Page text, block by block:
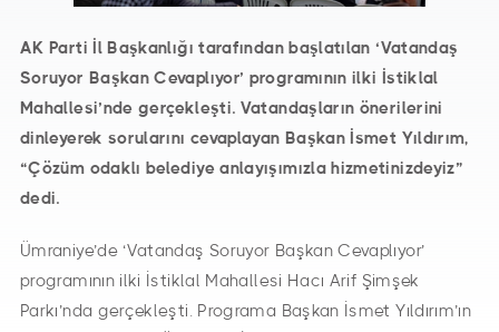
AK Parti İl Başkanlığı tarafından başlatılan ‘Vatandaş
Soruyor Başkan Cevaplıyor’ programının ilki İstiklal
Mahallesi’nde gerçekleşti. Vatandaşların önerilerini
dinleyerek sorularını cevaplayan Başkan İsmet Yıldırım,
“Çözüm odaklı belediye anlayışımızla hizmetinizdeyiz”
dedi.
Ümraniye’de ‘Vatandaş Soruyor Başkan Cevaplıyor’
programının ilki İstiklal Mahallesi Hacı Arif Şimşek
Parkı’nda gerçekleşti. Programa Başkan İsmet Yıldırım’ın